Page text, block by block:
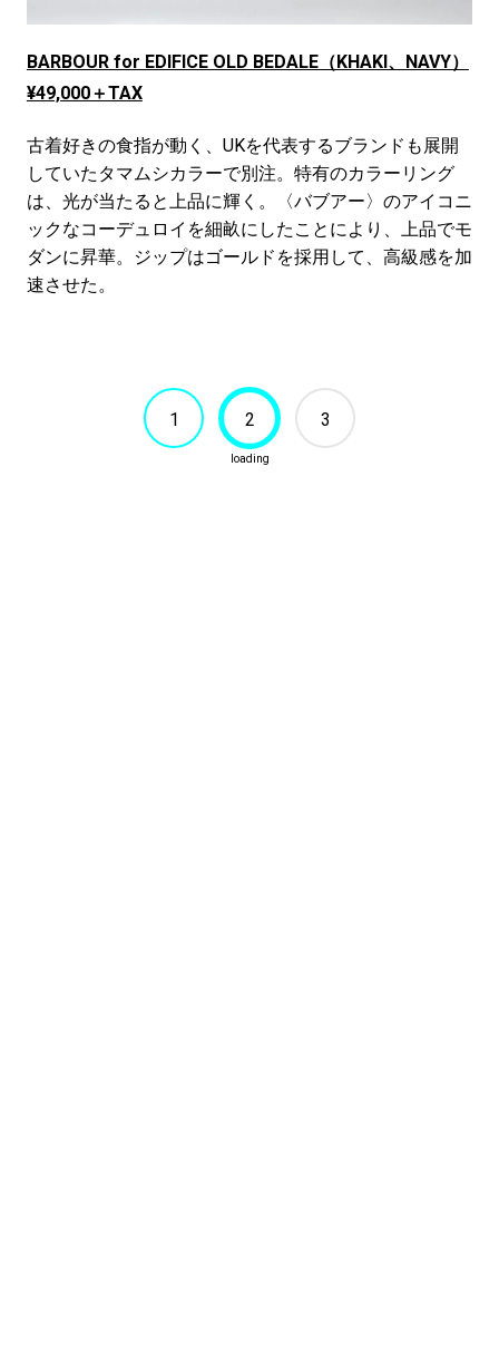
BARBOUR for EDIFICE OLD BEDALE（KHAKI、NAVY）
¥49,000＋TAX
古着好きの食指が動く、UKを代表するブランドも展開
していたタマムシカラーで別注。特有のカラーリング
は、光が当たると上品に輝く。〈バブアー〉のアイコニ
ックなコーデュロイを細畝にしたことにより、上品でモ
ダンに昇華。ジップはゴールドを採用して、高級感を加
速させた。
1 2 3